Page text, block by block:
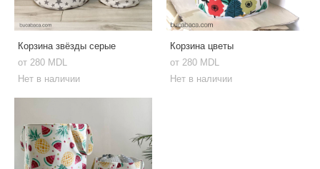
Корзина звёзды серые
от 280 MDL
Нет в наличии
Корзина цветы
от 280 MDL
Нет в наличии